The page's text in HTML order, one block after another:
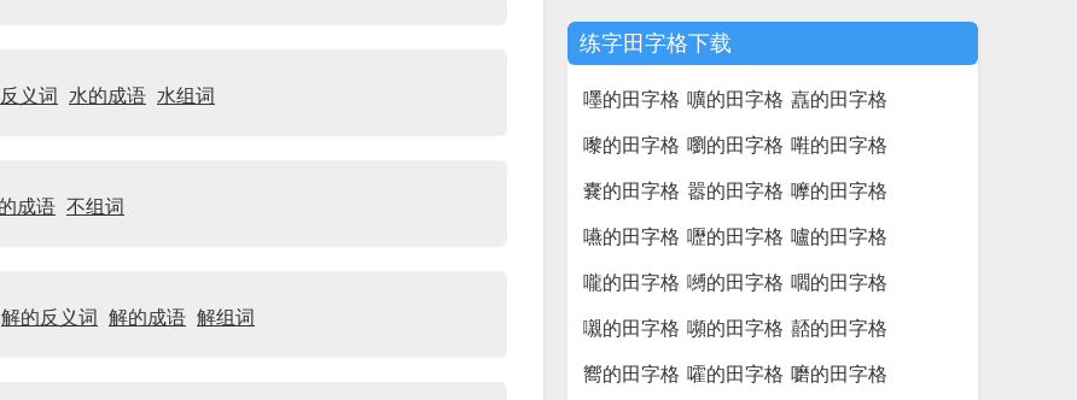
义词 水的成语 水组词
成语 不组词
解的反义词 解的成语 解组词
练字田字格下载
嚜的田字格 嚝的田字格 嚞的田字格
嚟的田字格 嚠的田字格 嚡的田字格
嚢的田字格 嚣的田字格 嚤的田字格
嚥的田字格 嚦的田字格 嚧的田字格
嚨的田字格 嚩的田字格 嚪的田字格
嚫的田字格 嚬的田字格 嚭的田字格
嚮的田字格 嚯的田字格 嚰的田字格